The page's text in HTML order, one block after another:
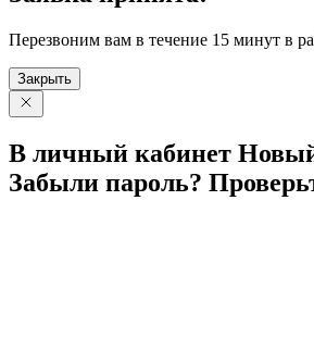
Перезвоним вам в течение 15 минут в
Закрыть
В личный кабинет
Забыли пароль?